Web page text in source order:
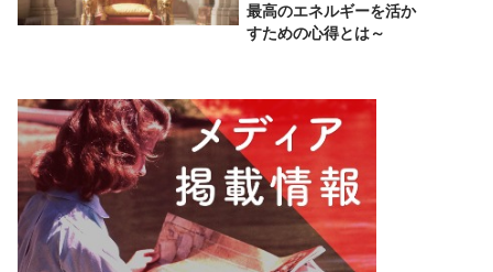
最高のエネルギーを活か
すための心得とは～